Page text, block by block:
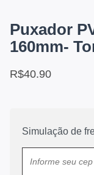
Puxador
160mm-
R$40.90
Simulação de